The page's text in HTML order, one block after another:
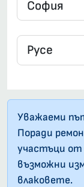
Уважаеми
Поради
участъци
възможни
влаковете.